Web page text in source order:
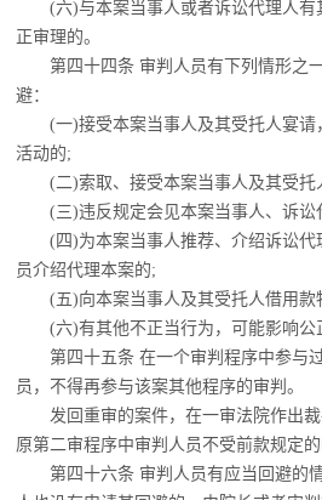
(六)与本案当事人或者诉讼代理人
正审理的。
第四十四条 审判人员有下列情形之
避：
(一)接受本案当事人及其受托人宴
活动的;
(二)索取、接受本案当事人及其受托
(三)违反规定会见本案当事人、诉讼
(四)为本案当事人推荐、介绍诉讼
员介绍代理本案的;
(五)向本案当事人及其受托人借用款
(六)有其他不正当行为，可能影响公
第四十五条 在一个审判程序中参与
员，不得再参与该案其他程序的审判。
发回重审的案件，在一审法院作出
原第二审程序中审判人 员不受前款规定的
第四十六条 审判人员有应当回避的